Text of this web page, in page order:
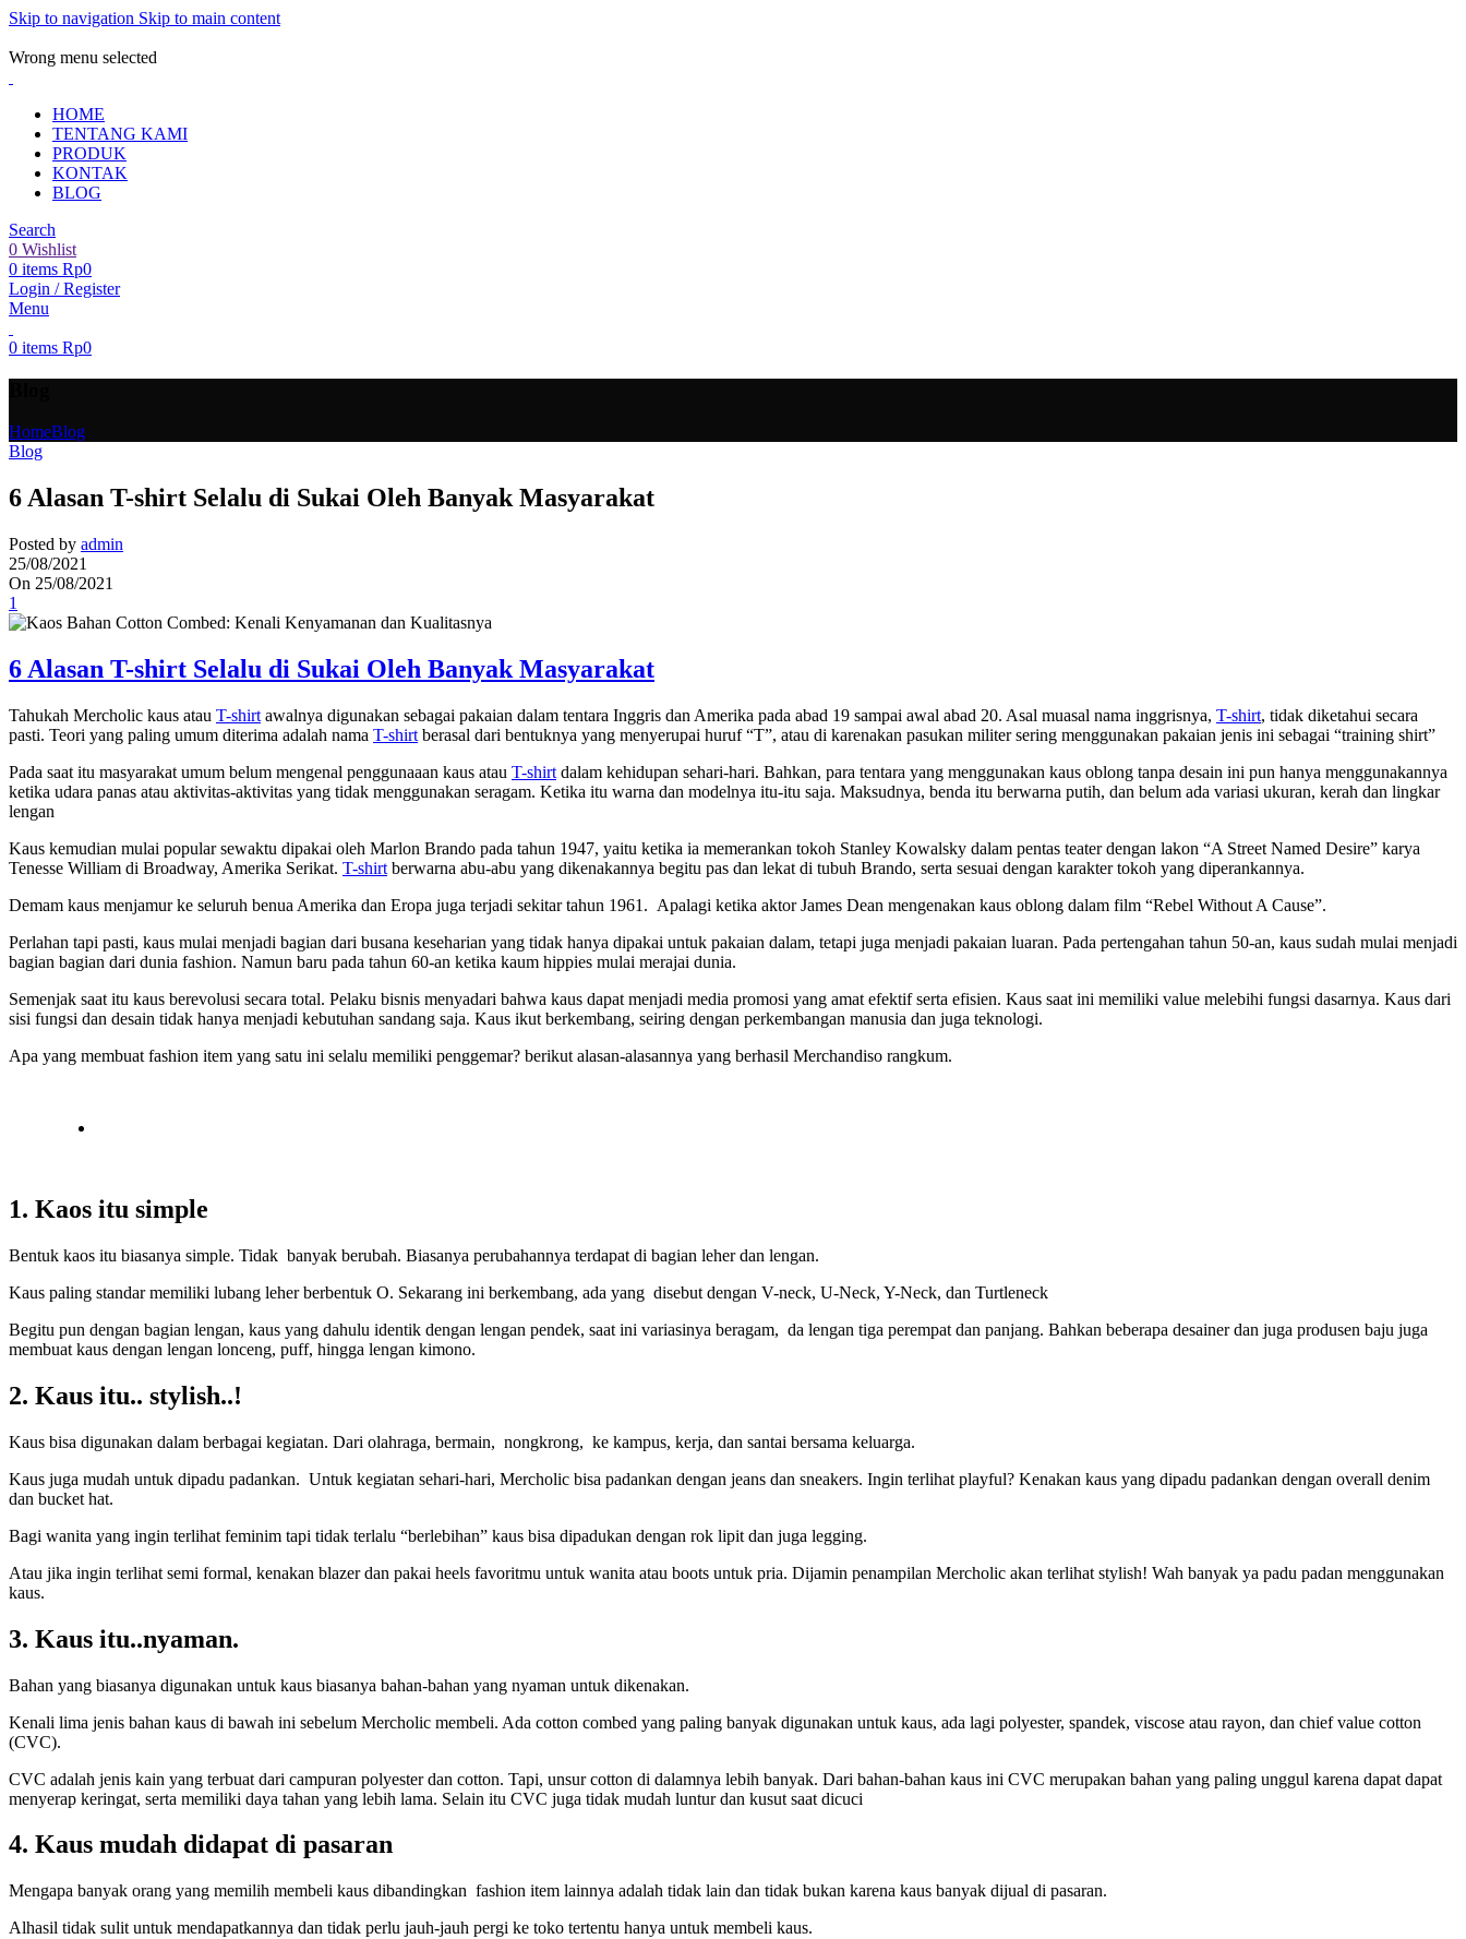
Skip to navigation Skip to main content
Wrong menu selected
HOME
TENTANG KAMI
PRODUK
KONTAK
BLOG
Search
0 Wishlist
0 items Rp0
Login / Register
Menu
0 items Rp0
HomeBlog
Blog
6 Alasan T-shirt Selalu di Sukai Oleh Banyak Masyarakat
Posted by admin
25/08/2021
On 25/08/2021
1
6 Alasan T-shirt Selalu di Sukai Oleh Banyak Masyarakat
Tahukah Mercholic kaus atau T-shirt awalnya digunakan sebagai pakaian dalam tentara Inggris dan Amerika pada abad 19 sampai awal abad 20. Asal muasal nama inggrisnya, T-shirt, tidak diketahui secara
pasti. Teori yang paling umum diterima adalah nama T-shirt berasal dari bentuknya yang menyerupai huruf “T”, atau di karenakan pasukan militer sering menggunakan pakaian jenis ini sebagai “training shirt”
Pada saat itu masyarakat umum belum mengenal penggunaaan kaus atau T-shirt dalam kehidupan sehari-hari. Bahkan, para tentara yang menggunakan kaus oblong tanpa desain ini pun hanya menggunakannya
ketika udara panas atau aktivitas-aktivitas yang tidak menggunakan seragam. Ketika itu warna dan modelnya itu-itu saja. Maksudnya, benda itu berwarna putih, dan belum ada variasi ukuran, kerah dan lingkar
lengan
Kaus kemudian mulai popular sewaktu dipakai oleh Marlon Brando pada tahun 1947, yaitu ketika ia memerankan tokoh Stanley Kowalsky dalam pentas teater dengan lakon “A Street Named Desire” karya
Tenesse William di Broadway, Amerika Serikat. T-shirt berwarna abu-abu yang dikenakannya begitu pas dan lekat di tubuh Brando, serta sesuai dengan karakter tokoh yang diperankannya.
Demam kaus menjamur ke seluruh benua Amerika dan Eropa juga terjadi sekitar tahun 1961. Apalagi ketika aktor James Dean mengenakan kaus oblong dalam film “Rebel Without A Cause”.
Perlahan tapi pasti, kaus mulai menjadi bagian dari busana keseharian yang tidak hanya dipakai untuk pakaian dalam, tetapi juga menjadi pakaian luaran. Pada pertengahan tahun 50-an, kaus sudah mulai menjadi
bagian bagian dari dunia fashion. Namun baru pada tahun 60-an ketika kaum hippies mulai merajai dunia.
Semenjak saat itu kaus berevolusi secara total. Pelaku bisnis menyadari bahwa kaus dapat menjadi media promosi yang amat efektif serta efisien. Kaus saat ini memiliki value melebihi fungsi dasarnya. Kaus dari
sisi fungsi dan desain tidak hanya menjadi kebutuhan sandang saja. Kaus ikut berkembang, seiring dengan perkembangan manusia dan juga teknologi.
Apa yang membuat fashion item yang satu ini selalu memiliki penggemar? berikut alasan-alasannya yang berhasil Merchandiso rangkum.
1. Kaos itu simple
Bentuk kaos itu biasanya simple. Tidak banyak berubah. Biasanya perubahannya terdapat di bagian leher dan lengan.
Kaus paling standar memiliki lubang leher berbentuk O. Sekarang ini berkembang, ada yang disebut dengan V-neck, U-Neck, Y-Neck, dan Turtleneck
Begitu pun dengan bagian lengan, kaus yang dahulu identik dengan lengan pendek, saat ini variasinya beragam, da lengan tiga perempat dan panjang. Bahkan beberapa desainer dan juga produsen baju juga
membuat kaus dengan lengan lonceng, puff, hingga lengan kimono.
2. Kaus itu.. stylish..!
Kaus bisa digunakan dalam berbagai kegiatan. Dari olahraga, bermain, nongkrong, ke kampus, kerja, dan santai bersama keluarga.
Kaus juga mudah untuk dipadu padankan. Untuk kegiatan sehari-hari, Mercholic bisa padankan dengan jeans dan sneakers. Ingin terlihat playful? Kenakan kaus yang dipadu padankan dengan overall denim
dan bucket hat.
Bagi wanita yang ingin terlihat feminim tapi tidak terlalu “berlebihan” kaus bisa dipadukan dengan rok lipit dan juga legging.
Atau jika ingin terlihat semi formal, kenakan blazer dan pakai heels favoritmu untuk wanita atau boots untuk pria. Dijamin penampilan Mercholic akan terlihat stylish! Wah banyak ya padu padan menggunakan
kaus.
3. Kaus itu..nyaman.
Bahan yang biasanya digunakan untuk kaus biasanya bahan-bahan yang nyaman untuk dikenakan.
Kenali lima jenis bahan kaus di bawah ini sebelum Mercholic membeli. Ada cotton combed yang paling banyak digunakan untuk kaus, ada lagi polyester, spandek, viscose atau rayon, dan chief value cotton
(CVC).
CVC adalah jenis kain yang terbuat dari campuran polyester dan cotton. Tapi, unsur cotton di dalamnya lebih banyak. Dari bahan-bahan kaus ini CVC merupakan bahan yang paling unggul karena dapat dapat
menyerap keringat, serta memiliki daya tahan yang lebih lama. Selain itu CVC juga tidak mudah luntur dan kusut saat dicuci
4. Kaus mudah didapat di pasaran
Mengapa banyak orang yang memilih membeli kaus dibandingkan fashion item lainnya adalah tidak lain dan tidak bukan karena kaus banyak dijual di pasaran.
Alhasil tidak sulit untuk mendapatkannya dan tidak perlu jauh-jauh pergi ke toko tertentu hanya untuk membeli kaus.